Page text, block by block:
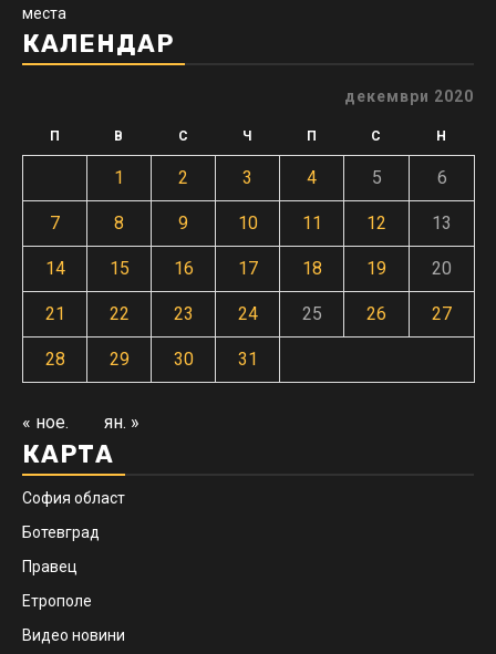
места
КАЛЕНДАР
декември 2020
П В С Ч П С Н
1 2 3 4 5 6
7 8 9 10 11 12 13
14 15 16 17 18 19 20
21 22 23 24 25 26 27
28 29 30 31
« ное. ян. »
КАРТА
София област
Ботевград
Правец
Етрополе
Видео новини